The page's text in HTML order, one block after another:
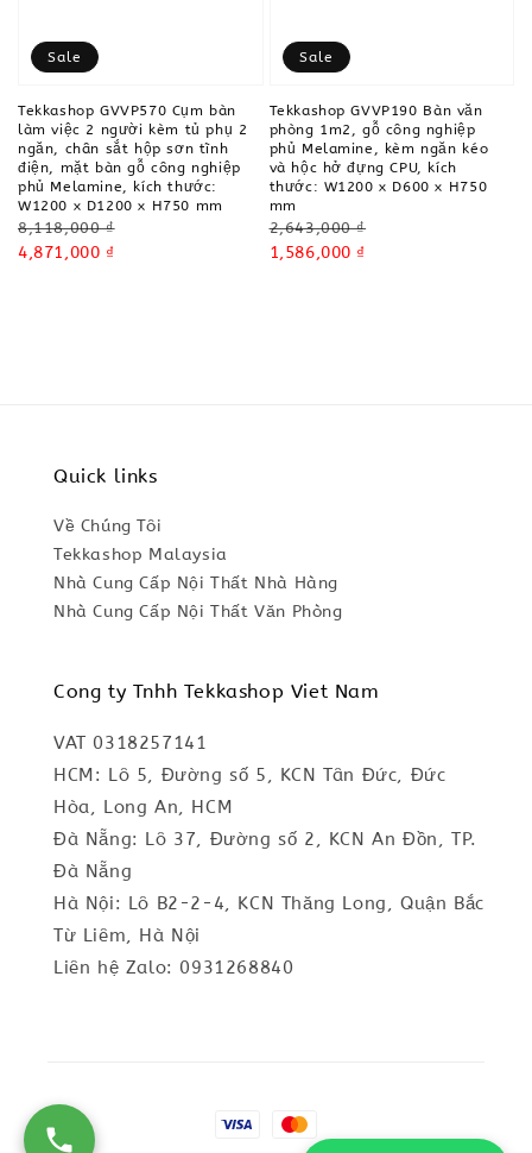
Sale
Tekkashop GVVP570 Cụm bàn
làm việc 2 người kèm tủ phụ 2
ngăn, chân sắt hộp sơn tĩnh
điện, mặt bàn gỗ công nghiệp
phủ Melamine, kích thước:
W1200 x D1200 x H750 mm
Regular
price
8,118,000 ₫
Sale
4,871,000 ₫
Sale
Tekkashop GVVP190 Bàn văn
phòng 1m2, gỗ công nghiệp
phủ Melamine, kèm ngăn kéo
và hộc hở đựng CPU, kích
thước: W1200 x D600 x H750
mm
Regular
price
2,643,000 ₫
Sale
1,586,000 ₫
Quick links
Về Chúng Tôi
Tekkashop Malaysia
Nhà Cung Cấp Nội Thất Nhà Hàng
Nhà Cung Cấp Nội Thất Văn Phòng
Cong ty Tnhh Tekkashop Viet Nam
VAT 0318257141
HCM: Lô 5, Đường số 5, KCN Tân Đức, Đức
Hòa, Long An, HCM
Đà Nẵng: Lô 37, Đường số 2, KCN An Đồn, TP.
Đà Nẵng
Hà Nội: Lô B2-2-4, KCN Thăng Long, Quận Bắc
Từ Liêm, Hà Nội
Liên hệ Zalo: 0931268840